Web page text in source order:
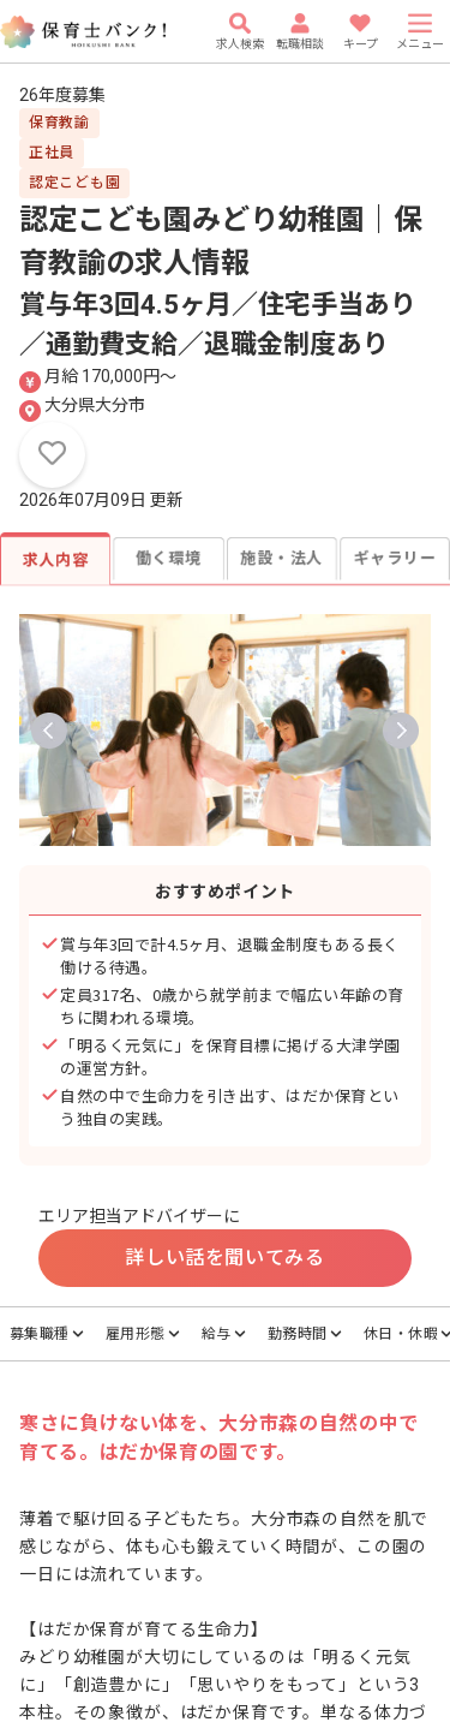
求人検索 転職相談 キープ メニュー
26年度募集
保育教諭
正社員
認定こども園
認定こども園みどり幼稚園｜保
育教諭の求人情報
賞与年3回4.5ヶ月／住宅手当あり
／通勤費支給／退職金制度あり
月給 170,000円〜
大分県大分市
2026年07月09日 更新
求人内容 働く環境 施設・法人 ギャラリー
おすすめポイント
賞与年3回で計4.5ヶ月、退職金制度もある長く
働ける待遇。
定員317名、0歳から就学前まで幅広い年齢の育
ちに関われる環境。
「明るく元気に」を保育目標に掲げる大津学園
の運営方針。
自然の中で生命力を引き出す、はだか保育とい
う独自の実践。
エリア担当アドバイザーに
詳しい話を聞いてみる
募集職種 雇用形態 給与 勤務時間 休日・休暇
寒さに負けない体を、大分市森の自然の中で
育てる。はだか保育の園です。
薄着で駆け回る子どもたち。大分市森の自然を肌で
感じながら、体も心も鍛えていく時間が、この園の
一日には流れています。
【はだか保育が育てる生命力】
みどり幼稚園が大切にしているのは「明るく元気
に」「創造豊かに」「思いやりをもって」という3
本柱。その象徴が、はだか保育です。単なる体力づ